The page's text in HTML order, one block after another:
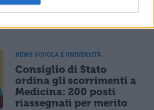
selezionati: 25,5 milioni
NEWS SCUOLA E UNIVERSITÀ
Consiglio di Stato
ordina gli scorrimenti a
Medicina: 200 posti
riassegnati per merito